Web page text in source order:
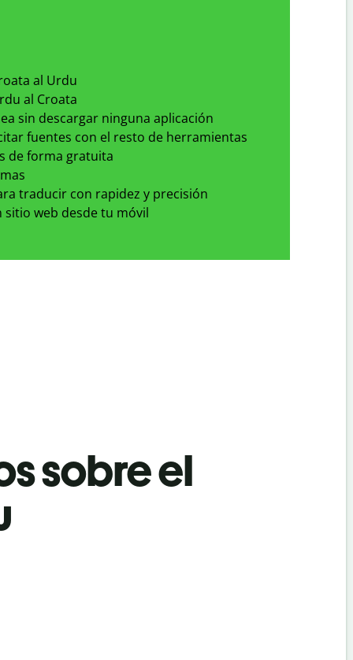
al Urdu
al Croata
sin descargar ninguna aplicación
fuentes con el resto de herramientas
de forma gratuita
traducir con rapidez y precisión
sitio web desde tu móvil
sobre el